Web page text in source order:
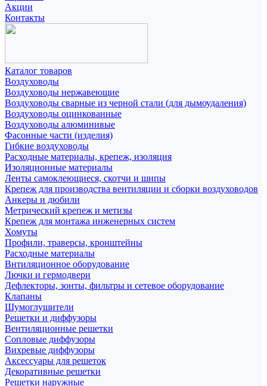
Акции
Контакты
Каталог товаров
Воздуховоды
Воздуховоды нержавеющие
Воздуховоды сварные из черной стали (для дымоудаления)
Воздуховоды оцинкованные
Воздуховоды алюминивые
Фасонные части (изделия)
Гибкие воздуховоды
Расходные материалы, крепеж, изоляция
Изоляционные материалы
Ленты самоклеющиеся, скотчи и шипы
Крепеж для производства вентиляции и сборки воздуховодов
Анкеры и дюбили
Метрический крепеж и метизы
Крепеж для монтажа инженерных систем
Хомуты
Профили, траверсы, кронштейны
Расходные материалы
Внтиляционное оборудование
Лючки и гермодвери
Дефлекторы, зонты, фильтры и сетевое оборудование
Клапаны
Шумоглушители
Решетки и диффузоры
Вентиляционные решетки
Сопловые диффузоры
Вихревые диффузоры
Аксессуары для решеток
Декоративные решетки
Решетки наружные